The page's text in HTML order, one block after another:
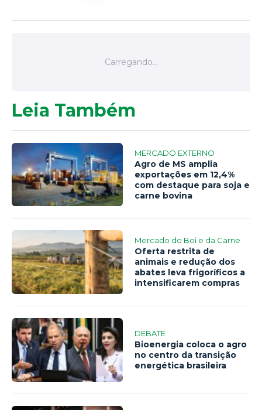
Leia Também
MERCADO EXTERNO
Agro de MS amplia
exportações em 12,4%
com destaque para soja e
carne bovina
Mercado do Boi e da Carne
Oferta restrita de
animais e redução dos
abates leva frigoríficos a
intensificarem compras
DEBATE
Bioenergia coloca o agro
no centro da transição
energética brasileira